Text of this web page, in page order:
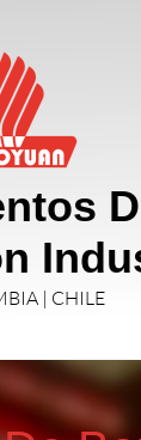
| CHILE